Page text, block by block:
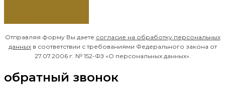
Отправляя форму Вы даете согласие на обработку персональных
данныхв соответствии с требованиями Федерального закона от
27.07.2006 г. № 152-ФЗ «О персональных данных».
обратный звонок